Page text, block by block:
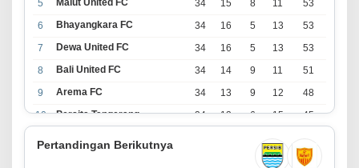
5
Malut United FC 34 15 8 11
53
6
Bhayangkara FC 34 16 5 13
53
7
Dewa United FC 34 16 5 13
53
8
Bali United FC 34 14 9 11
51
9
Arema FC 34 13 9 12
48
10
Persita Tangerang 34 13 6 15
45
17 39
Pertandingan Berikutnya